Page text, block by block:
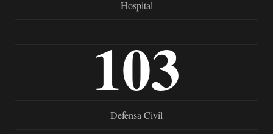
Hospital
103
Defensa Civil